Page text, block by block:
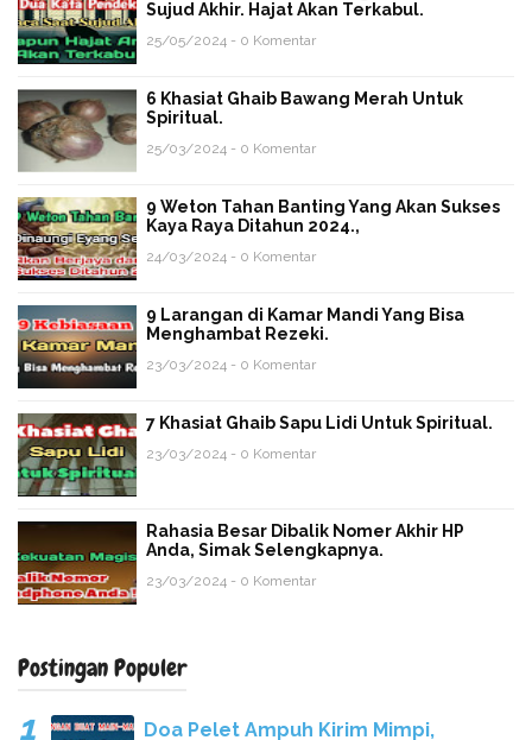
Sujud Akhir. Hajat Akan Terkabul.
25/05/2024 - 0 Komentar
6 Khasiat Ghaib Bawang Merah Untuk
Spiritual.
25/03/2024 - 0 Komentar
9 Weton Tahan Banting Yang Akan Sukses
Kaya Raya Ditahun 2024.,
24/03/2024 - 0 Komentar
9 Larangan di Kamar Mandi Yang Bisa
Menghambat Rezeki.
23/03/2024 - 0 Komentar
7 Khasiat Ghaib Sapu Lidi Untuk Spiritual.
23/03/2024 - 0 Komentar
Rahasia Besar Dibalik Nomer Akhir HP
Anda, Simak Selengkapnya.
23/03/2024 - 0 Komentar
Postingan Populer
Doa Pelet Ampuh Kirim Mimpi,